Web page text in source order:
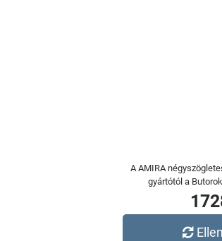
A AMIRA
gyártótól a